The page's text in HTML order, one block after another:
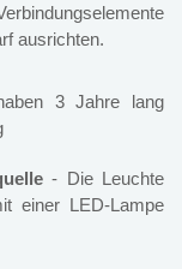
ausrichten.
3 Jahre lang
- Die Leuchte
einer LED-Lampe